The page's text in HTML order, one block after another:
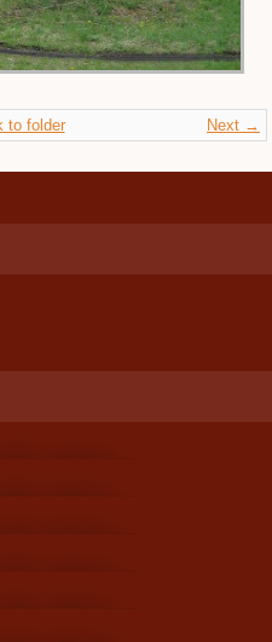
Next →
to folder